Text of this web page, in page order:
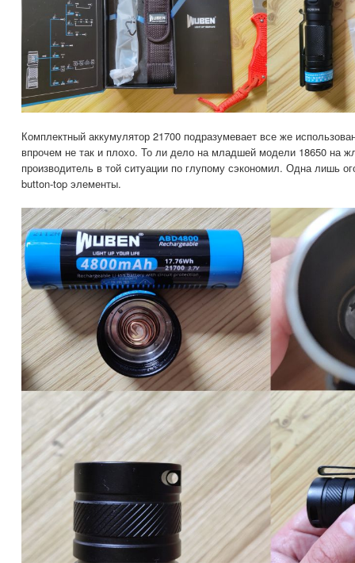
Комплектный аккумулятор 21700 подразумевает все же
впрочем не так и плохо. То ли дело на младшей модели 18650 на
производитель в той ситуации по глупому сэкономил. Одна лишь
button-top элементы.